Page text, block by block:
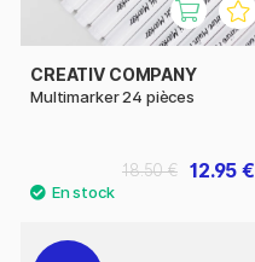
CREATIV COMPANY
Multimarker 24 pièces
12.95 €
18.50 €